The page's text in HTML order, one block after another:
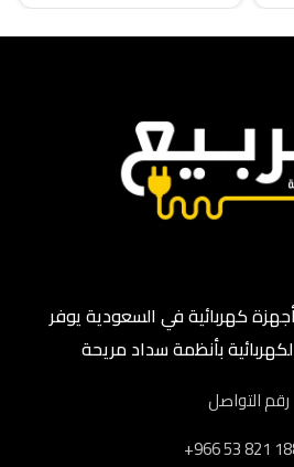
أجهزة كهربائية في السعودية يوفر
بأنظمة سداد مريحة
رقم التواصل
‎+966 53 821